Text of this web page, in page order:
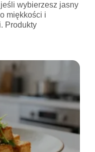
wybierzesz jasny
miękkości i
Produkty